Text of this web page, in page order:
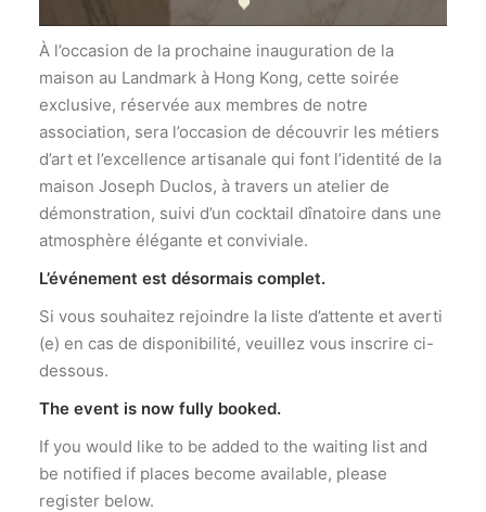
À l’occasion de la prochaine inauguration de la
maison au Landmark à Hong Kong, cette soirée
exclusive, réservée aux membres de notre
association, sera l’occasion de découvrir les métiers
d’art et l’excellence artisanale qui font l’identité de la
maison Joseph Duclos, à travers un atelier de
démonstration, suivi d’un cocktail dînatoire dans une
atmosphère élégante et conviviale.
L’événement est désormais complet.
Si vous souhaitez rejoindre la liste d’attente et averti
(e) en cas de disponibilité, veuillez vous inscrire ci-
dessous.
The event is now fully booked.
If you would like to be added to the waiting list and
be notified if places become available, please
register below.